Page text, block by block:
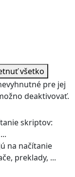
všetko
pre jej
deaktivovať.
skriptov:
na načítanie
preklady, ...